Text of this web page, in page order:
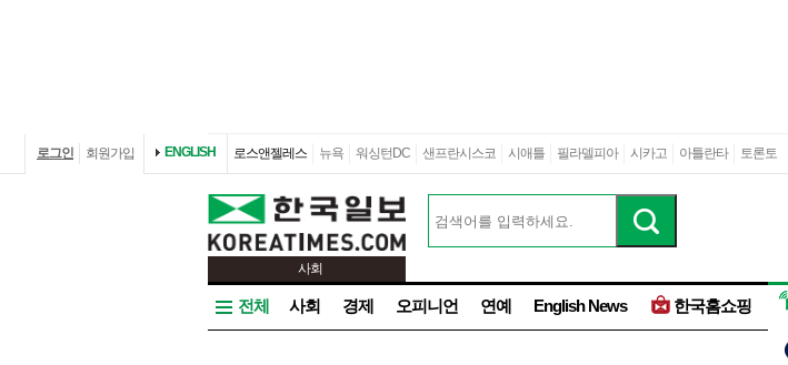
로그인 회원가입 ENGLISH 로스앤젤레스 뉴욕 워싱턴DC 샌프란시스코 시애틀 필라델피아 시카고 아틀란타 토론토
사회
전체 사회 경제 오피니언 연예 English News 한국홈쇼핑